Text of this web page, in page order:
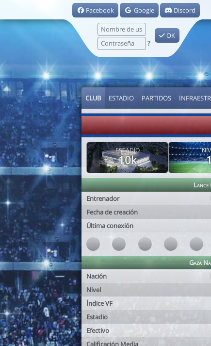
Facebook Google Discord
?
OK
CLUB ESTADIO PARTIDOS
ESTADIO
10k
Lance
Entrenador
Fecha de creación
Última conexión
Gaza
Nación
Nivel
Índice VF
Estadio
Efectivo
Calificación Media